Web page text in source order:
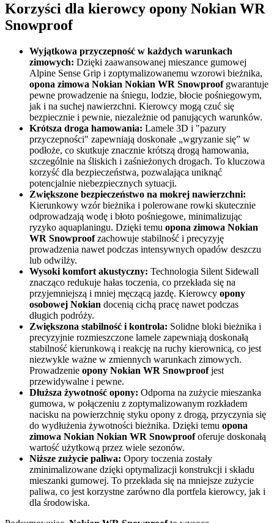
Korzyści dla kierowcy opony Nokian WR
Snowproof
Wyjątkowa przyczepność w każdych warunkach
zimowych: Dzięki zaawansowanej mieszance gumowej
Alpine Sense Grip i zoptymalizowanemu wzorowi bieżnika,
opona zimowa Nokian Nokian WR Snowproofgwarantuje
pewne prowadzenie na śniegu, lodzie, błocie pośniegowym,
jak i na suchej nawierzchni. Kierowcy mogą czuć się
bezpiecznie i pewnie, niezależnie od panujących warunków.
Krótsza droga hamowania: Lamele 3D i "pazury
przyczepności" zapewniają doskonałe „wgryzanie się” w
podłoże, co skutkuje znacznie krótszą drogą hamowania,
szczególnie na śliskich i zaśnieżonych drogach. To kluczowa
korzyść dla bezpieczeństwa, pozwalająca uniknąć
potencjalnie niebezpiecznych sytuacji.
Zwiększone bezpieczeństwo na mokrej nawierzchni:
Kierunkowy wzór bieżnika i polerowane rowki skutecznie
odprowadzają wodę i błoto pośniegowe, minimalizując
ryzyko aquaplaningu. Dzięki temu opona zimowa Nokian
WR Snowproofzachowuje stabilność i precyzyję
prowadzenia nawet podczas intensywnych opadów deszczu
lub odwilży.
Wysoki komfort akustyczny: Technologia Silent Sidewall
znacząco redukuje hałas toczenia, co przekłada się na
przyjemniejszą i mniej męczącą jazdę. Kierowcy opony
osobowej Nokian docenią cichą pracę nawet podczas
długich podróży.
Zwiększona stabilność i kontrola: Solidne bloki bieżnika i
precyzyjnie rozmieszczone lamele zapewniają doskonałą
stabilność kierunkową i reakcję na ruchy kierownicą, co jest
niezwykle ważne w zmiennych warunkach zimowych.
Prowadzenie opony Nokian WR Snowproofjest
przewidywalne i pewne.
Dłuższa żywotność opony: Odporna na zużycie mieszanka
gumowa, w połączeniu z zoptymalizowanym rozkładem
nacisku na powierzchnię styku opony z drogą, przyczynia się
do wydłużenia żywotności bieżnika. Dzięki temu opona
zimowa Nokian Nokian WR Snowproofoferuje doskonałą
wartość użytkową przez wiele sezonów.
Niższe zużycie paliwa: Opory toczenia zostały
zminimalizowane dzięki optymalizacji konstrukcji i składu
mieszanki gumowej. To przekłada się na mniejsze zużycie
paliwa, co jest korzystne zarówno dla portfela kierowcy, jak i
dla środowiska.